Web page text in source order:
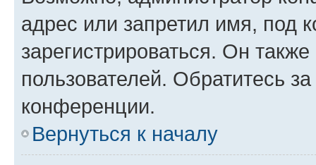
адрес или запретил имя, под
зарегистрироваться. Он
пользователей. Обратитесь
конференции.
Вернуться к началу